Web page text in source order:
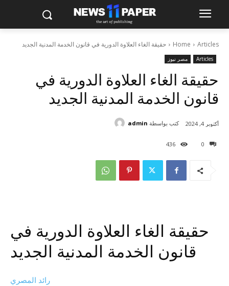
Home Articles حقيقة الغاء العلاوة الدورية في قانون الخدمة المدنية الجديد
Articles مصر نيوز
حقيقة الغاء العلاوة الدورية في
قانون الخدمة المدنية الجديد
0
436
أكتوبر 4, 2024 كتب بواسطة admin
حقيقة الغاء العلاوة الدورية في
قانون الخدمة المدنية الجديد
رائد المصري